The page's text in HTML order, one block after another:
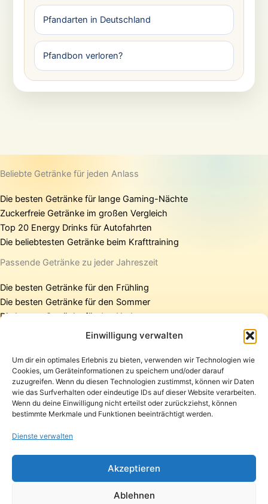
Einwilligung verwalten
Um dir ein optimales Erlebnis zu bieten, verwenden wir Technologien wie
Cookies, um Geräteinformationen zu speichern und/oder darauf
zuzugreifen. Wenn du diesen Technologien zustimmst, können wir Daten
wie das Surfverhalten oder eindeutige IDs auf dieser Website verarbeiten.
Wenn du deine Einwilligung nicht erteilst oder zurückziehst, können
bestimmte Merkmale und Funktionen beeinträchtigt werden.
Dienste verwalten
Akzeptieren
Ablehnen
Pfandarten in Deutschland
Pfandbon verloren?
Beliebte Getränke für jeden Anlass
Die besten Getränke für lange Gaming-Nächte
Zuckerfreie Getränke im großen Vergleich
Top 20 Energy Drinks für Autofahrten
Die beliebtesten Getränke beim Krafttraining
Passende Getränke zu jeder Jahreszeit
Die besten Getränke für den Frühling
Die besten Getränke für den Sommer
Die besten Getränke für den Herbst
Die besten Getränke für den Winter
Startseite
Presse
Kontakt / Support
Datenschutzerklärung
Copyright © 2026 Pfandpirat | Präsentiert vonZimmermanns
Internet & PR-Beratung